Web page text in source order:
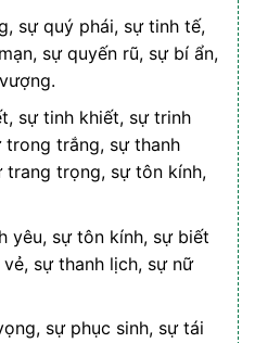
sự quý phái, sự tinh tế,
sự quyến rũ, sự bí ẩn,
sự tinh khiết, sự trinh
trắng, sự thanh
trang trọng, sự tôn kính,
yêu, sự tôn kính, sự biết
sự thanh lịch, sự nữ
sự phục sinh, sự tái